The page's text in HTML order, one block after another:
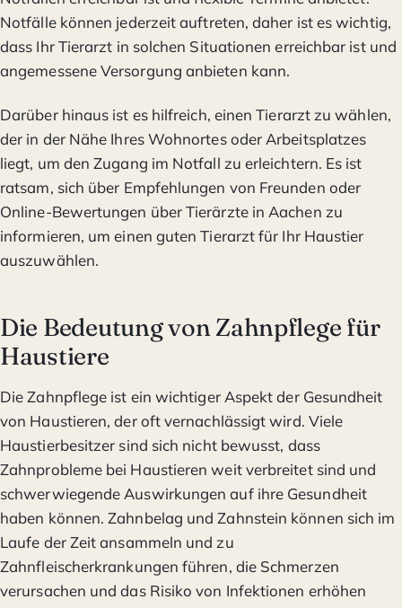
Notfälle können jederzeit auftreten, daher ist es wichtig,
dass Ihr Tierarzt in solchen Situationen erreichbar ist und
angemessene Versorgung anbieten kann.
Darüber hinaus ist es hilfreich, einen Tierarzt zu wählen,
der in der Nähe Ihres Wohnortes oder Arbeitsplatzes
liegt, um den Zugang im Notfall zu erleichtern. Es ist
ratsam, sich über Empfehlungen von Freunden oder
Online-Bewertungen über Tierärzte in Aachen zu
informieren, um einen guten Tierarzt für Ihr Haustier
auszuwählen.
Die Bedeutung von Zahnpflege für
Haustiere
Die Zahnpflege ist ein wichtiger Aspekt der Gesundheit
von Haustieren, der oft vernachlässigt wird. Viele
Haustierbesitzer sind sich nicht bewusst, dass
Zahnprobleme bei Haustieren weit verbreitet sind und
schwerwiegende Auswirkungen auf ihre Gesundheit
haben können. Zahnbelag und Zahnstein können sich im
Laufe der Zeit ansammeln und zu
Zahnfleischerkrankungen führen, die Schmerzen
verursachen und das Risiko von Infektionen erhöhen